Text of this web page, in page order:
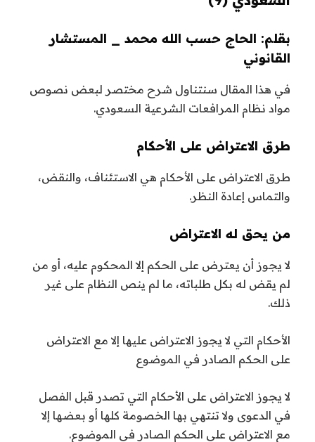
بقلم: الحاج حسب الله محمد _ المستشار
القانوني
في هذا المقال سنتناول شرح مختصر لبعض نصوص
مواد نظام المرافعات الشرعية السعودي.
طرق الاعتراض على الأحكام
طرق الاعتراض على الأحكام هي الاستئناف، والنقض،
والتماس إعادة النظر.
من يحق له الاعتراض
لا يجوز أن يعترض على الحكم إلا المحكوم عليه، أو من
لم يقض له بكل طلباته، ما لم ينص النظام على غير
ذلك.
الأحكام التي لا يجوز الاعتراض عليها إلا مع الاعتراض
على الحكم الصادر في الموضوع
لا يجوز الاعتراض على الأحكام التي تصدر قبل الفصل
في الدعوى ولا تنتهي بها الخصومة كلها أو بعضها إلا
مع الاعتراض على الحكم الصادر في الموضوع.